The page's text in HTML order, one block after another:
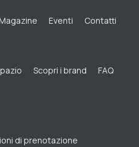
Eventi Contatti
Scopri i brand
FAQ
di prenotazione